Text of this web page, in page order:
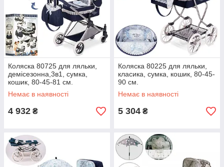
Коляска 80725 для ляльки,
демісезонна,3в1, сумка,
кошик, 80-45-81 см.
Немає в наявності
4 932 ₴
Коляска 80225 для ляльки,
класика, сумка, кошик, 80-45-
90 см.
Немає в наявності
5 304 ₴